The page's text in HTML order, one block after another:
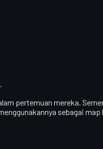
pertemuan mereka.
sebagai